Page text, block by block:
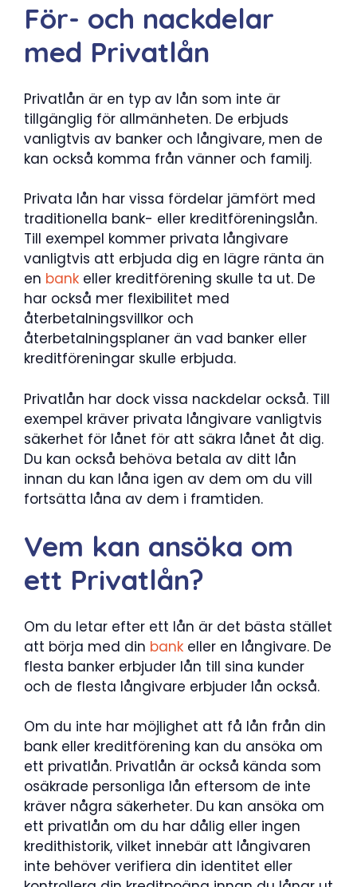
För- och nackdelar
med Privatlån
Privatlån är en typ av lån som inte är
tillgänglig för allmänheten. De erbjuds
vanligtvis av banker och långivare, men de
kan också komma från vänner och familj.
Privata lån har vissa fördelar jämfört med
traditionella bank- eller kreditföreningslån.
Till exempel kommer privata långivare
vanligtvis att erbjuda dig en lägre ränta än
en bank eller kreditförening skulle ta ut. De
har också mer flexibilitet med
återbetalningsvillkor och
återbetalningsplaner än vad banker eller
kreditföreningar skulle erbjuda.
Privatlån har dock vissa nackdelar också. Till
exempel kräver privata långivare vanligtvis
säkerhet för lånet för att säkra lånet åt dig.
Du kan också behöva betala av ditt lån
innan du kan låna igen av dem om du vill
fortsätta låna av dem i framtiden.
Vem kan ansöka om
ett Privatlån?
Om du letar efter ett lån är det bästa stället
att börja med din bank eller en långivare. De
flesta banker erbjuder lån till sina kunder
och de flesta långivare erbjuder lån också.
Om du inte har möjlighet att få lån från din
bank eller kreditförening kan du ansöka om
ett privatlån. Privatlån är också kända som
osäkrade personliga lån eftersom de inte
kräver några säkerheter. Du kan ansöka om
ett privatlån om du har dålig eller ingen
kredithistorik, vilket innebär att långivaren
inte behöver verifiera din identitet eller